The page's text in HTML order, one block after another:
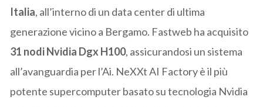
Italia, all’interno di un data center di ultima
generazione vicino a Bergamo. Fastweb ha acquisito
31 nodi Nvidia Dgx H100, assicurandosi un sistema
all’avanguardia per l’Ai. NeXXt AI Factory è il più
potente supercomputer basato su tecnologia Nvidia